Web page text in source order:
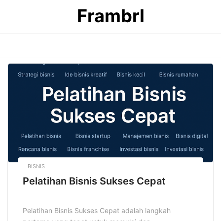
Frambrl
BISNIS
Pelatihan Bisnis Sukses Cepat
Pelatihan Bisnis Sukses Cepat adalah langkah